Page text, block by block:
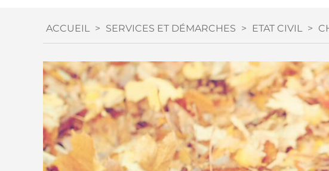
ACCUEIL > SERVICES ET DÉMARCHES > ETAT CIVIL >